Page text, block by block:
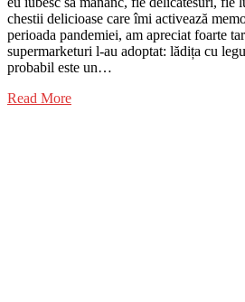
chestii delicioase care îmi activează
perioada pandemiei, am apreciat foarte
supermarketuri l-au adoptat: lădița cu
probabil este un…
Read More